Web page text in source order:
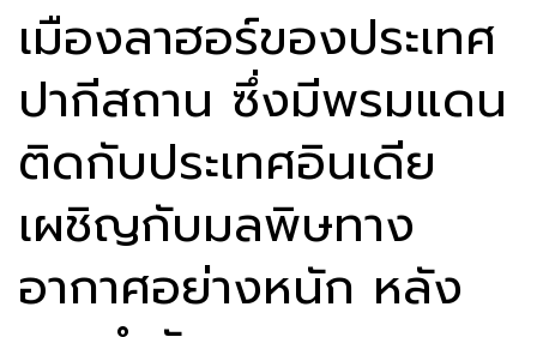
เมืองลาฮอร์ของประเทศ
ปากีสถาน ซึ่งมีพรมแดน
ติดกับประเทศอินเดีย
เผชิญกับมลพิษทาง
อากาศอย่างหนัก หลัง